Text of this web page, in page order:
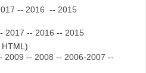
-- 2016 -- 2015
2017 -- 2016 -- 2015
2009 -- 2008 -- 2006-2007 --